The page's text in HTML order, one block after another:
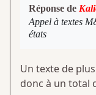
Réponse de
Appel à textes
états
Un texte de
donc à un total